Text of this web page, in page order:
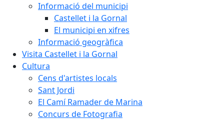
Informació del municipi
Castellet i la Gornal
El municipi en xifres
Informació geogràfica
Visita Castellet i la Gornal
Cultura
Cens d'artistes locals
Sant Jordi
El Camí Ramader de Marina
Concurs de Fotografia